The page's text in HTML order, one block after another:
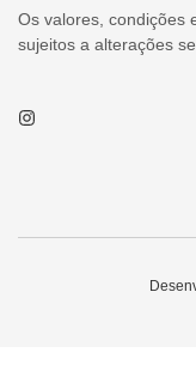
Os valores, condições
sujeitos a alterações
Instagram